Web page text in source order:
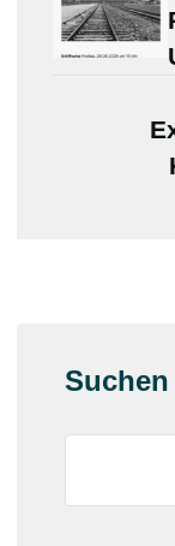
Suchen